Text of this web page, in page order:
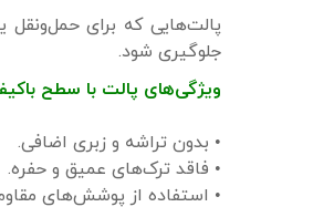
پالت‌هایی که برای حمل‌ونقل
جلوگیری شود.
ویژگی‌های پالت با سطح
• بدون تراشه و زبری اضافی.
• فاقد ترک‌های عمیق و حفره.
• استفاده از پوشش‌های